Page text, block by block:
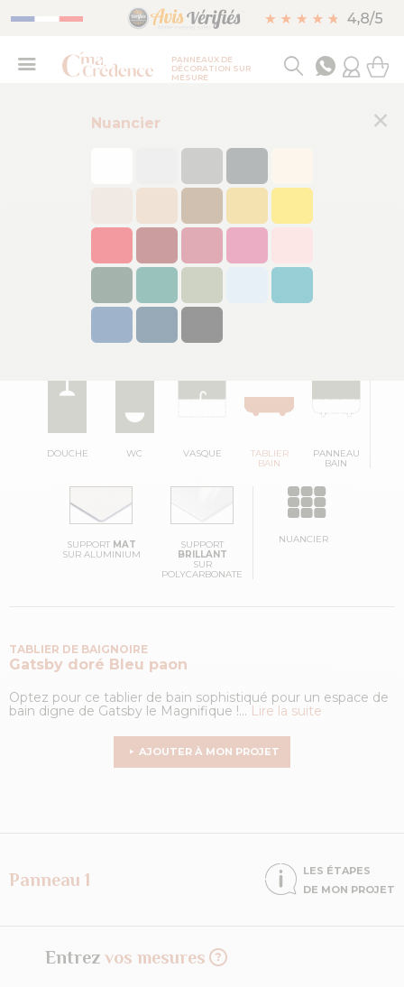
PANNEAUX DE
DÉCORATION SUR
MESURE
Nuancier ×
DOUCHE WC VASQUE
TABLIER
BAIN
PANNEAU
BAIN
SUPPORT MAT
SUR ALUMINIUM
SUPPORT
BRILLANT
SUR
POLYCARBONATE
NUANCIER
TABLIER DE BAIGNOIRE
Gatsby doré Bleu paon
Optez pour ce tablier de bain sophistiqué pour un espace de
bain digne de Gatsby le Magnifique !... Lire la suite
AJOUTER À MON PROJET
Panneau 1
LES ÉTAPES
DE MON PROJET
Entrez vos mesures